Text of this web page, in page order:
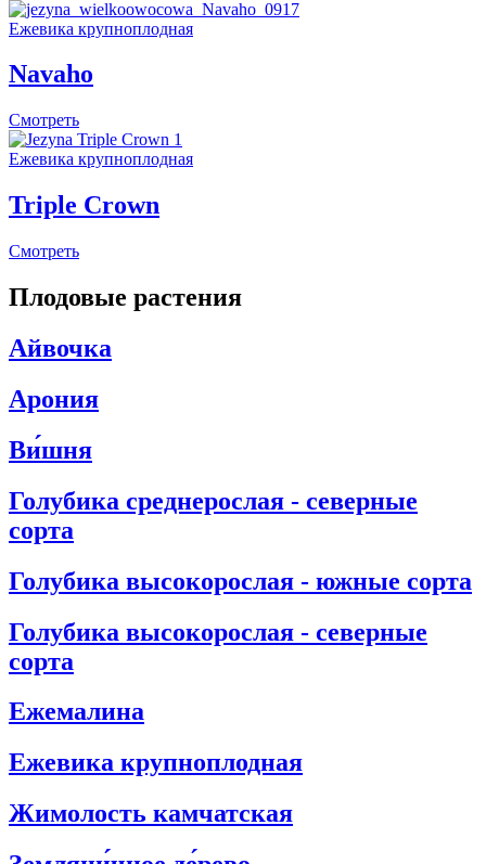
Eжевика крупноплодная
Navaho
Смотреть
Eжевика крупноплодная
Triple Crown
Смотреть
Плодовые pастения
Айвочка
Арония
Ви́шня
Голубика среднерослая - северные
сорта
Голубика высокорослая - южные сорта
Голубика высокорослая - северные
сорта
Ежемалина
Eжевика крупноплодная
Жимолость камчатская